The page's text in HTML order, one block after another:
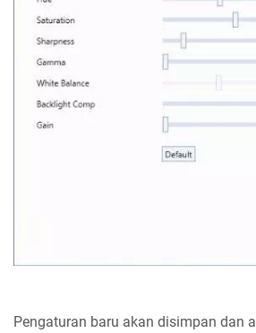
Pengaturan baru akan disimpan dan